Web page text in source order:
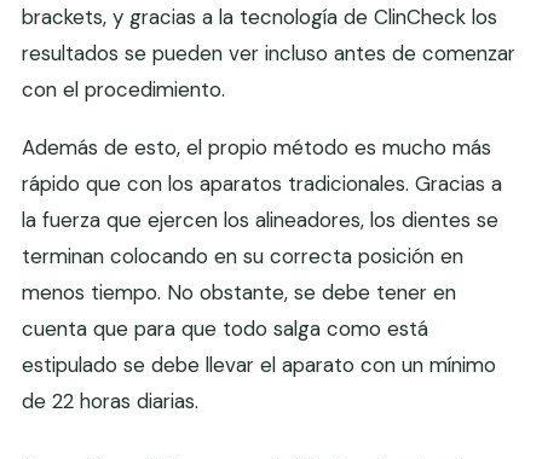
brackets, y gracias a la tecnología de ClinCheck los
resultados se pueden ver incluso antes de comenzar
con el procedimiento.
Además de esto, el propio método es mucho más
rápido que con los aparatos tradicionales. Gracias a
la fuerza que ejercen los alineadores, los dientes se
terminan colocando en su correcta posición en
menos tiempo. No obstante, se debe tener en
cuenta que para que todo salga como está
estipulado se debe llevar el aparato con un mínimo
de 22 horas diarias.